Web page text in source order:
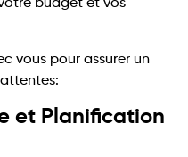
vous pour assurer un
et Planification